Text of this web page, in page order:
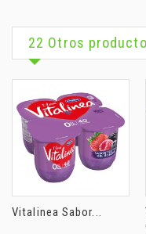
22 Otros
Vitalinea Sabor...